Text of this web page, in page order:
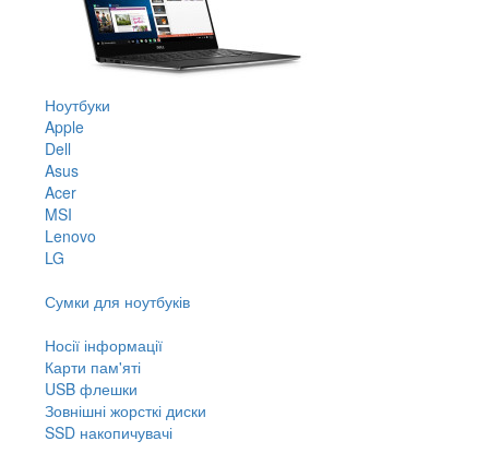
Ноутбуки
Apple
Dell
Asus
Acer
MSI
Lenovo
LG
Сумки для ноутбуків
Носії інформації
Карти пам'яті
USB флешки
Зовнішні жорсткі диски
SSD накопичувачі